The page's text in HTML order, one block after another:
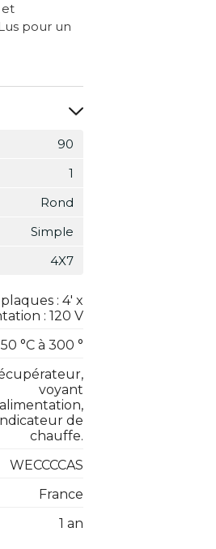
et
pour un
90
1
Rond
Simple
4X7
: 4' x
: 120 V
°C à 300 °
voyant
de
chauffe.
WECCCCAS
France
1 an